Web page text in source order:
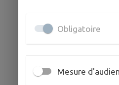
Obligatoire
Mesure